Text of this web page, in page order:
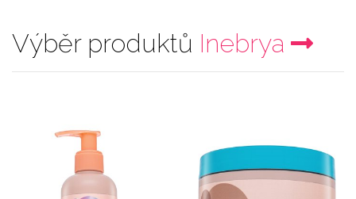
Výběr produktů Inebrya